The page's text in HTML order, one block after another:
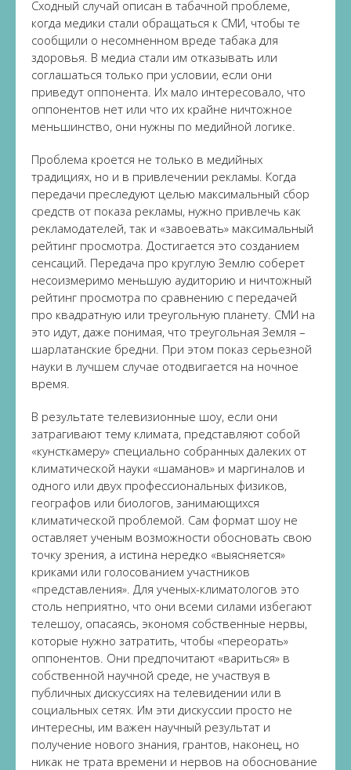
Сходный случай описан в табачной проблеме,
когда медики стали обращаться к СМИ, чтобы те
сообщили о несомненном вреде табака для
здоровья. В медиа стали им отказывать или
соглашаться только при условии, если они
приведут оппонента. Их мало интересовало, что
оппонентов нет или что их крайне ничтожное
меньшинство, они нужны по медийной логике.
Проблема кроется не только в медийных
традициях, но и в привлечении рекламы. Когда
передачи преследуют целью максимальный сбор
средств от показа рекламы, нужно привлечь как
рекламодателей, так и «завоевать» максимальный
рейтинг просмотра. Достигается это созданием
сенсаций. Передача про круглую Землю соберет
несоизмеримо меньшую аудиторию и ничтожный
рейтинг просмотра по сравнению с передачей
про квадратную или треугольную планету. СМИ на
это идут, даже понимая, что треугольная Земля –
шарлатанские бредни. При этом показ серьезной
науки в лучшем случае отодвигается на ночное
время.
В результате телевизионные шоу, если они
затрагивают тему климата, представляют собой
«кунсткамеру» специально собранных далеких от
климатической науки «шаманов» и маргиналов и
одного или двух профессиональных физиков,
географов или биологов, занимающихся
климатической проблемой. Сам формат шоу не
оставляет ученым возможности обосновать свою
точку зрения, а истина нередко «выясняется»
криками или голосованием участников
«представления». Для ученых-климатологов это
столь неприятно, что они всеми силами избегают
телешоу, опасаясь, экономя собственные нервы,
которые нужно затратить, чтобы «переорать»
оппонентов. Они предпочитают «вариться» в
собственной научной среде, не участвуя в
публичных дискуссиях на телевидении или в
социальных сетях. Им эти дискуссии просто не
интересны, им важен научный результат и
получение нового знания, грантов, наконец, но
никак не трата времени и нервов на обоснование